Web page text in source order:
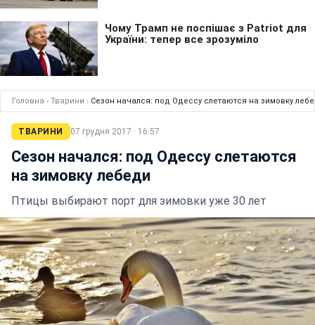
Головна › Тварини › Сезон начался: под Одессу слетаются на зимовку
ТВАРИНИ 07 грудня 2017 · 16:57
Сезон начался: под Одессу слетаются
на зимовку лебеди
Птицы выбирают порт для зимовки уже 30 лет